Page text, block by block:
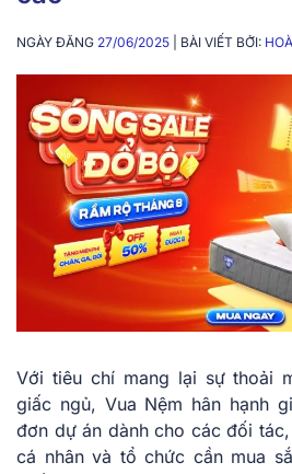
NGÀY ĐĂNG 27/06/2025 | BÀI VIẾT BỞI:
Với tiêu chí mang lại sự thoải
giấc ngủ, Vua Nệm hân hạnh
đơn dự án dành cho các đối
cá nhân và tổ chức cần mua